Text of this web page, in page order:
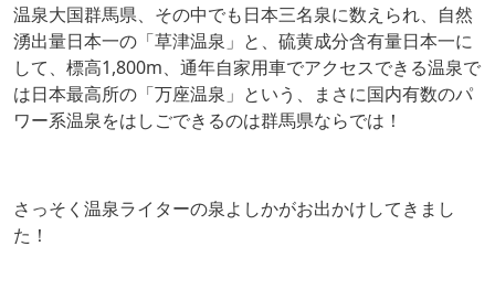
温泉大国群馬県、その中でも日本三名泉に数えられ、自然
湧出量日本一の「草津温泉」と、硫黄成分含有量日本一に
して、標高1,800m、通年自家用車でアクセスできる温泉で
は日本最高所の「万座温泉」という、まさに国内有数のパ
ワー系温泉をはしごできるのは群馬県ならでは！
さっそく温泉ライターの泉よしかがお出かけしてきまし
た！